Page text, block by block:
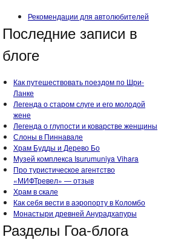
Рекомендации для автолюбителей
Последние записи в
блоге
Как путешествовать поездом по Шри-
Ланке
Легенда о старом слуге и его молодой
жене
Легенда о глупости и коварстве женщины
Слоны в Пиннавале
Храм Будды и Дерево Бо
Музей комплекса Isurumuniya Vihara
Про туристическое агентство
«МИФТревел» — отзыв
Храм в скале
Как себя вести в аэропорту в Коломбо
Монастыри древней Анурадхапуры
Разделы Гоа-блога